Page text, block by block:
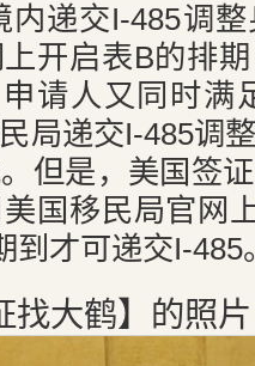
递交I-485调
开启表B的排
请人又同时满
局递交I-485调
但是，美国签
国移民局官网
到才可递交I-485
找大鹤】的照片